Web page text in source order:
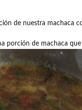
de nuestra machaca
porción de machaca